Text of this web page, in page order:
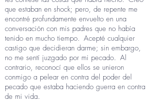
que estaban en shock; pero, de repente me
encontré profundamente envuelto en una
conversación con mis padres que no había
tenido en mucho tiempo. Acepté cualquier
castigo que decidieran darme; sin embargo,
no me sentí juzgado por mi pecado. Al
contrario, reconocí que ellos se unieron
conmigo a pelear en contra del poder del
pecado que estaba haciendo guerra en contra
de mi vida.